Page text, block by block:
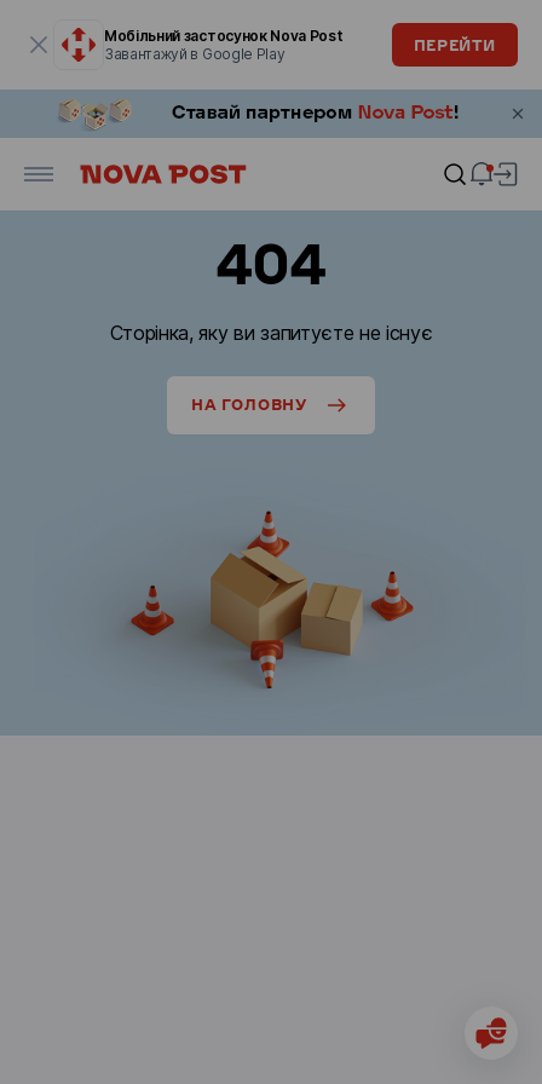
Мобільний застосунок Nova Post
Завантажуй в Google Play
ПЕРЕЙТИ
404
Сторінка, яку ви запитуєте не існує
НА ГОЛОВНУ